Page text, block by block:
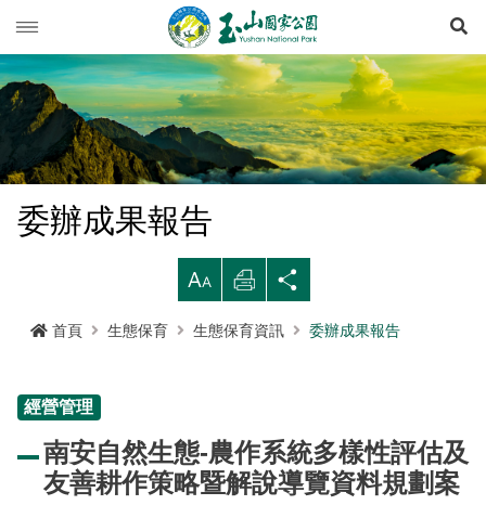
玉山動態
新聞快訊
活動列車
活動報名
登山步道開放狀況
RSS訂閱
旅遊導引
旅遊須知
遊憩型態
緊急連絡電話
西北園區
東部園區
塔塔加遊客中心
東埔服務中心
登山資訊
登山資訊總覽
步道分級與步道系統
登山安全
可通訊參考點
登山安全系列影片
八通關越嶺步道系統
南二段步道系統
新康橫斷步道系統
生態保育
地形
水文
氣候
歷史人文
八通關古道
八通關越道
臺灣黑熊科普
與熊共存
科研基地
說明
公民科學
環教理念
環教預約
多媒體專區
影音出版品
玉山寫真
玉山國家公園
關於我們
政府資訊公開
語言Language
委辦成果報告
大 列
印 享
首頁 生態保育 生態保育資訊 委辦成果報告
經營管理
南安自然生態-農作系統多樣性評估及
友善耕作策略暨解說導覽資料規劃案